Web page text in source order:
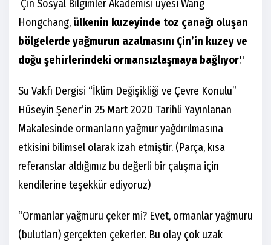
Çin Sosyal Bilgimler Akademisi üyesi Wang
Hongchang, ülkenin kuzeyinde toz çanağı oluşan
bölgelerde yağmurun azalmasını Çin’in kuzey ve
doğu şehirlerindeki ormansızlaşmaya bağlıyor.''
Su Vakfı Dergisi “İklim Değişikliği ve Çevre Konulu”
Hüseyin Şener’in 25 Mart 2020 Tarihli Yayınlanan
Makalesinde ormanların yağmur yağdırılmasına
etkisini bilimsel olarak izah etmiştir. (Parça, kısa
referanslar aldığımız bu değerli bir çalışma için
kendilerine teşekkür ediyoruz)
“Ormanlar yağmuru çeker mi? Evet, ormanlar yağmuru
(bulutları) gerçekten çekerler. Bu olay çok uzak